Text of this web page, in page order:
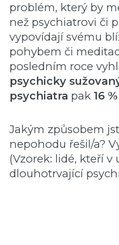
problém, který by
než psychiatrovi či
vypovídají svému
pohybem či
posledním roce
psychicky
psychiatra pak 16
Jakým způsobem
nepohodu řešil/a?
(Vzorek: lidé, kteří
dlouhotrvající